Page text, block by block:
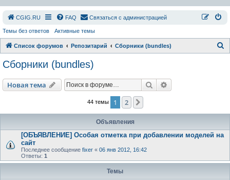
СGIG.RU FAQ Связаться с администрацией
Темы без ответов Активные темы
Список форумов Репозитарий Сборники (bundles)
Сборники (bundles)
Новая тема Поиск
44 темы 1 2
Объявления
[ОБЪЯВЛЕНИЕ] Особая отметка при добавлении моделей на
сайт
Последнее сообщение fixer « 06 янв 2012, 16:42
Ответы: 1
Темы